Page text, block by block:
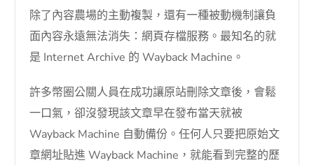
除了內容農場的主動複製，還有一種被動機制讓負
面內容永遠無法消失：網頁存檔服務。最知名的就
是 Internet Archive 的 Wayback Machine。
許多幣圈公關人員在成功讓原站刪除文章後，會鬆
一口氣，卻沒發現該文章早在發布當天就被
Wayback Machine 自動備份。任何人只要把原始文
章網址貼進 Wayback Machine，就能看到完整的歷